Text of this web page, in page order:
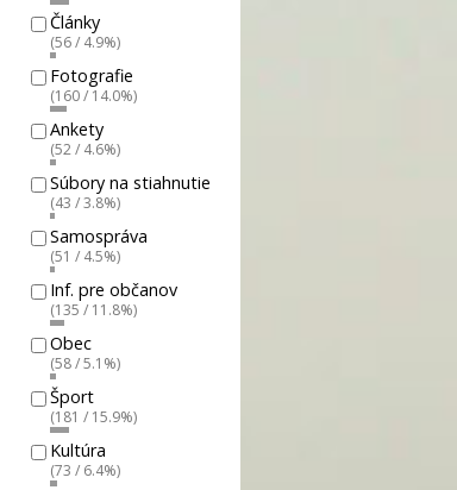
Články
(56 / 4.9%)
Fotografie
(160 / 14.0%)
Ankety
(52 / 4.6%)
Súbory na stiahnutie
(43 / 3.8%)
Samospráva
(51 / 4.5%)
Inf. pre občanov
(135 / 11.8%)
Obec
(58 / 5.1%)
Šport
(181 / 15.9%)
Kultúra
(73 / 6.4%)